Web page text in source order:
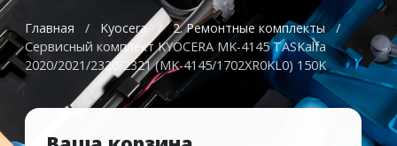
Главная / Kyocera / 2. Ремонтные комплекты
/
Сервисный комплект KYOCERA MK-4145 TASKalfa
2020/2021/2320/2321 (MK-4145/1702XR0KL0) 150K